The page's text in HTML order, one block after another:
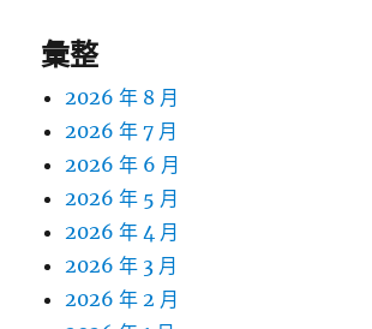
彙整
2026 年 8 月
2026 年 7 月
2026 年 6 月
2026 年 5 月
2026 年 4 月
2026 年 3 月
2026 年 2 月